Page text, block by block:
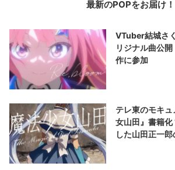
最新のPOPをお届け！
VTuber結城さ
リジナル曲公
作に参加
テレ東のモキ
女山田』書籍化
した山田正一